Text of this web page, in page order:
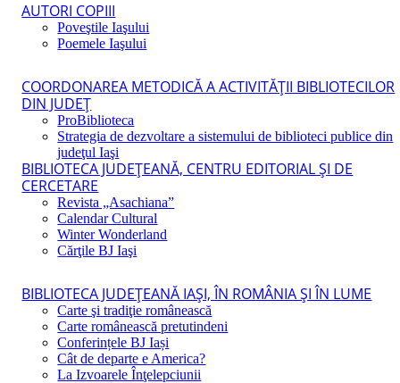
AUTORI COPIII
Poveştile Iaşului
Poemele Iaşului
COORDONAREA METODICĂ A ACTIVITĂŢII BIBLIOTECILOR
DIN JUDEŢ
ProBiblioteca
Strategia de dezvoltare a sistemului de biblioteci publice din
judeţul Iaşi
BIBLIOTECA JUDEŢEANĂ, CENTRU EDITORIAL ŞI DE
CERCETARE
Revista „Asachiana”
Calendar Cultural
Winter Wonderland
Cărţile BJ Iaşi
BIBLIOTECA JUDEŢEANĂ IAŞI, ÎN ROMÂNIA ŞI ÎN LUME
Carte şi tradiţie românească
Carte românească pretutindeni
Conferințele BJ Iași
Cât de departe e America?
La Izvoarele Înţelepciunii